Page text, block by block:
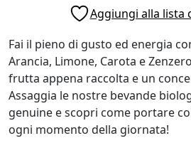
d
A
r
n
Aggiungi alla lista
Fai il pieno di gusto ed energia
Arancia, Limone, Carota e
frutta appena raccolta e un
Assaggia le nostre bevande
genuine e scopri come portare
ogni momento della giornata!